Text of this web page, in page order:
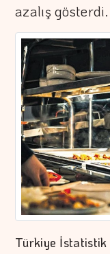
azalış gösterdi.
Türkiye İstatistik